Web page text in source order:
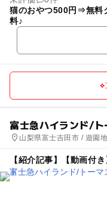
猫のおやつ500円⇒無料
料♪
富士急ハイランド/ト
山梨県富士吉田市 / 遊園
【紹介記事】【動画付
エックス パラダイス」